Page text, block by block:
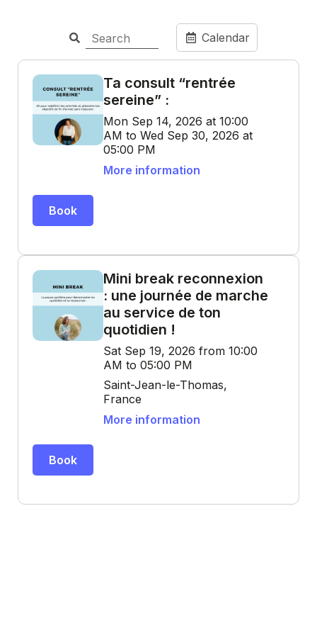
Calendar
Ta consult “rentrée
sereine” :
Mon Sep 14, 2026 at 10:00
AM to Wed Sep 30, 2026 at
05:00 PM
More information
Book
Mini break reconnexion
: une journée de marche
au service de ton
quotidien !
Sat Sep 19, 2026 from 10:00
AM to 05:00 PM
Saint-Jean-le-Thomas,
France
More information
Book